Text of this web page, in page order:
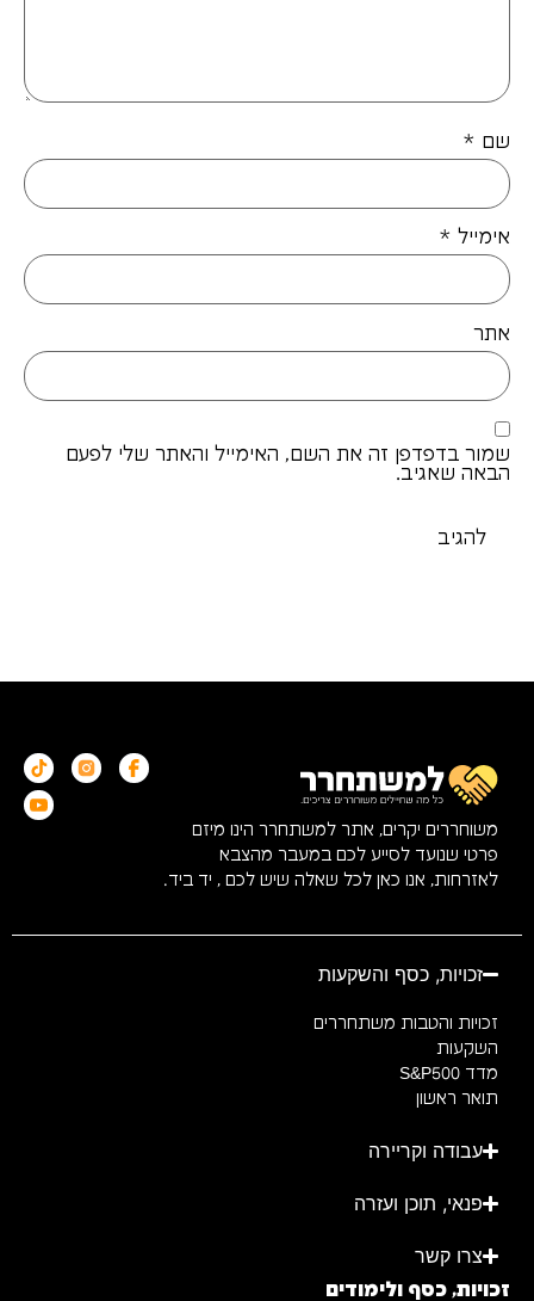
שם *
אימייל *
אתר
שמור בדפדפן זה את השם, האימייל והאתר שלי לפעם
הבאה שאגיב.
משוחררים יקרים, אתר למשתחרר הינו מיזם
פרטי שנועד לסייע לכם במעבר מהצבא
לאזרחות, אנו כאן לכל שאלה שיש לכם , יד ביד.
זכויות, כסף והשקעות
זכויות והטבות משתחררים
השקעות
מדד S&P500
תואר ראשון
עבודה וקריירה
פנאי, תוכן ועזרה
צרו קשר
זכויות, כסף ולימודים